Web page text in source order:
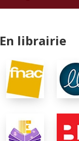
En librairie